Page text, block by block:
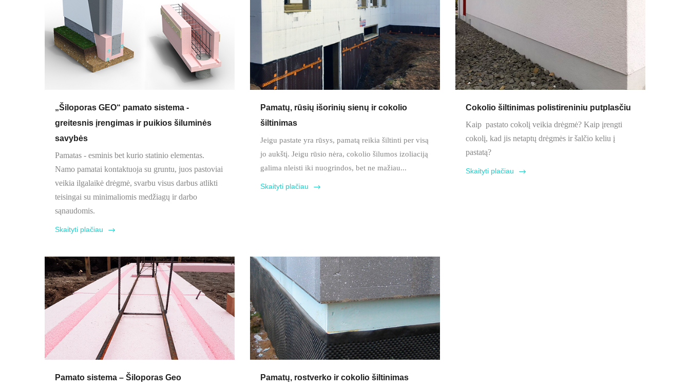
„Šiloporas GEO“ pamato sistema -
greitesnis įrengimas ir puikios šiluminės
savybės
Pamatas - esminis bet kurio statinio elementas.
Namo pamatai kontaktuoja su gruntu, juos pastoviai
veikia ilgalaikė drėgmė, svarbu visus darbus atlikti
teisingai su minimaliomis medžiagų ir darbo
sąnaudomis.
Skaityti plačiau
Pamatų, rūsių išorinių sienų ir cokolio
šiltinimas
Jeigu pastate yra rūsys, pamatą reikia šiltinti per visą
jo aukštį. Jeigu rūsio nėra, cokolio šilumos izoliaciją
galima nleisti iki nuogrindos, bet ne mažiau...
Skaityti plačiau
Cokolio šiltinimas polistireniniu putplasčiu
Kaip pastato cokolį veikia drėgmė? Kaip įrengti
cokolį, kad jis netaptų drėgmės ir šalčio keliu į
pastatą?
Skaityti plačiau
Pamato sistema – Šiloporas Geo
Pamatų, rostverko ir cokolio šiltinimas